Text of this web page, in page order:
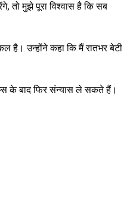
तो मुझे पूरा विश्वास है कि सब
है। उन्होंने कहा कि मैं रातभर बेटी
के बाद फिर संन्यास ले सकते हैं।